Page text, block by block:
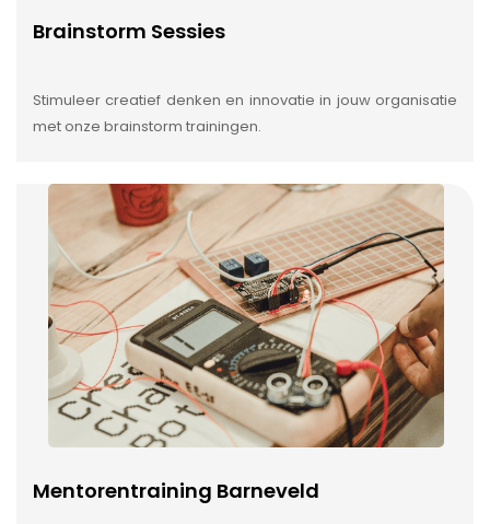
Brainstorm Sessies
Stimuleer creatief denken en innovatie in jouw organisatie
met onze brainstorm trainingen.
Mentorentraining Barneveld